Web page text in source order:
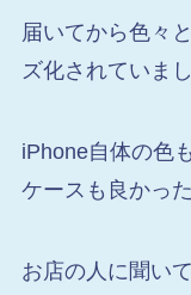
届いてから色々
ズ化されていまし
iPhone自体の色
ケースも良かっ
お店の人に聞い